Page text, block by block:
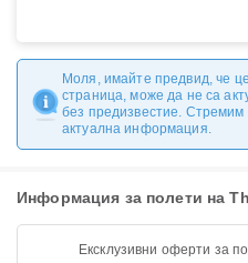
Моля, имайте предвид, че
страница, може да не са
без предизвестие.
актуална информация.
Информация за полети на
Ексклузивни оферти за